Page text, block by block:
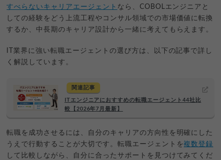
すべらないキャリアエージェント なら、COBOLエンジニアと
しての経験をどう上流工程やコンサル領域での市場価値に転換
するか、中長期のキャリア設計から一緒に考えてもらえます。
IT業界に強い転職エージェントの選び方は、以下の記事で詳し
く解説しています。
関連記事
ITエンジニアにおすすめの転職エージェント44社比
較【2026年7月最新】
転職を成功させるには、自分のキャリアの方向性を明確にした
うえで行動することが大切です。転職エージェントを複数登録
して比較しながら、自分に合ったサポートを見つけてみてくだ